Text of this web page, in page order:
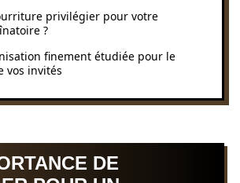
privilégier pour votre
?
finement étudiée pour le
vos invités
DE